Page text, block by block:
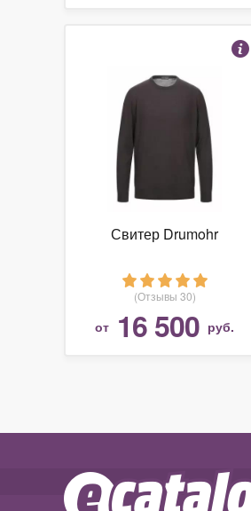
Свитер Drumohr
(Отзывы 30)
от 16 500 руб.